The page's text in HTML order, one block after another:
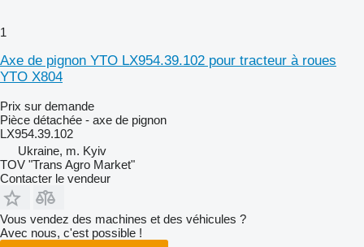
1
Axe de pignon YTO LX954.39.102 pour tracteur à roues
YTO X804
Prix sur demande
Pièce détachée - axe de pignon
LX954.39.102
Ukraine, m. Kyiv
TOV "Trans Agro Market"
Contacter le vendeur
Vous vendez des machines et des véhicules ?
Avec nous, c'est possible !